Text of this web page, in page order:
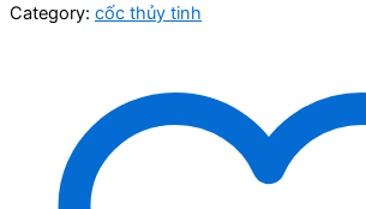
Category: cốc thủy tinh